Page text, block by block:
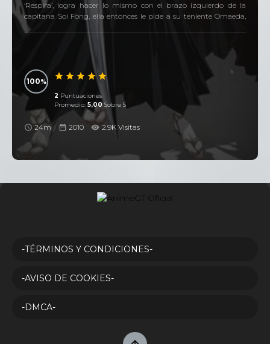
‘Respira’, logra hacer lo mismo con el brazo izquierdo de la
capitana Soi Fong, ella entonces le pide a su teniente Omaeda,
que le corte el brazo rápidamente.
100
2 Puntuaciones
Promedio: 5,00 Sobre 5
24m 2010 2.9K Visitas
-TÉRMINOS Y CONDICIONES-
-AVISO DE COOKIES-
-DMCA-